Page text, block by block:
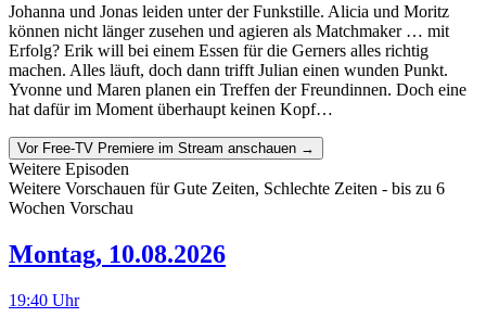
Johanna und Jonas leiden unter der Funkstille. Alicia und Moritz
können nicht länger zusehen und agieren als Matchmaker … mit
Erfolg? Erik will bei einem Essen für die Gerners alles richtig
machen. Alles läuft, doch dann trifft Julian einen wunden Punkt.
Yvonne und Maren planen ein Treffen der Freundinnen. Doch eine
hat dafür im Moment überhaupt keinen Kopf…
Vor Free-TV Premiere im Stream anschauen →
Weitere Episoden
Weitere Vorschauen fürGute Zeiten, Schlechte Zeiten - bis zu 6
Wochen Vorschau
Montag, 10.08.2026
19:40 Uhr